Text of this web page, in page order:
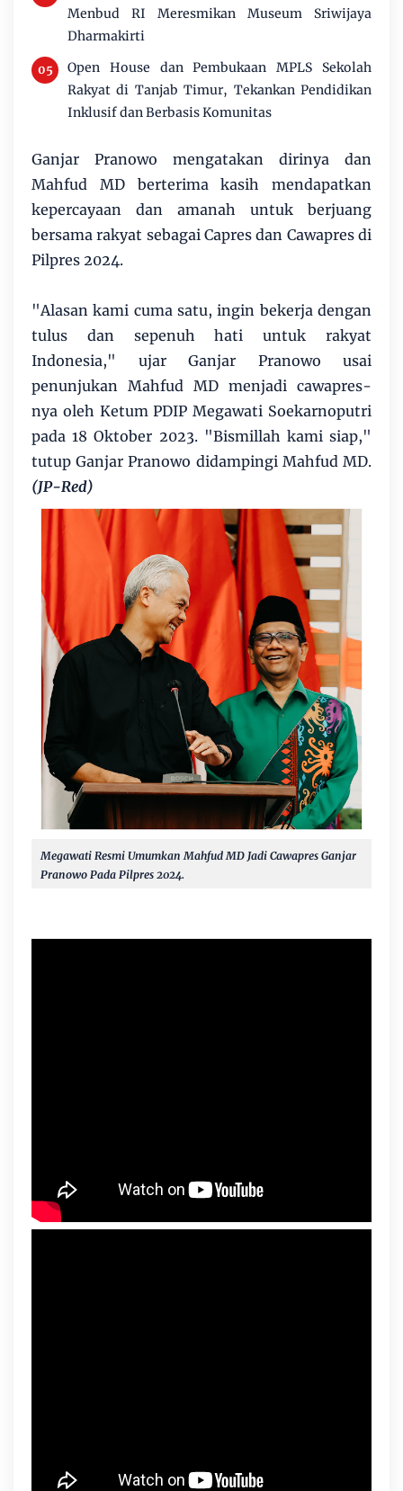
Menbud RI Meresmikan Museum Sriwijaya
Dharmakirti
Open House dan Pembukaan MPLS Sekolah
Rakyat di Tanjab Timur, Tekankan Pendidikan
Inklusif dan Berbasis Komunitas
Ganjar Pranowo mengatakan dirinya dan
Mahfud MD berterima kasih mendapatkan
kepercayaan dan amanah untuk berjuang
bersama rakyat sebagai Capres dan Cawapres di
Pilpres 2024.
"Alasan kami cuma satu, ingin bekerja dengan
tulus dan sepenuh hati untuk rakyat
Indonesia," ujar Ganjar Pranowo usai
penunjukan Mahfud MD menjadi cawapres-
nya oleh Ketum PDIP Megawati Soekarnoputri
pada 18 Oktober 2023. "Bismillah kami siap,"
tutup Ganjar Pranowo didampingi Mahfud MD.
(JP-Red)
Megawati Resmi Umumkan Mahfud MD Jadi Cawapres Ganjar
Pranowo Pada Pilpres 2024.